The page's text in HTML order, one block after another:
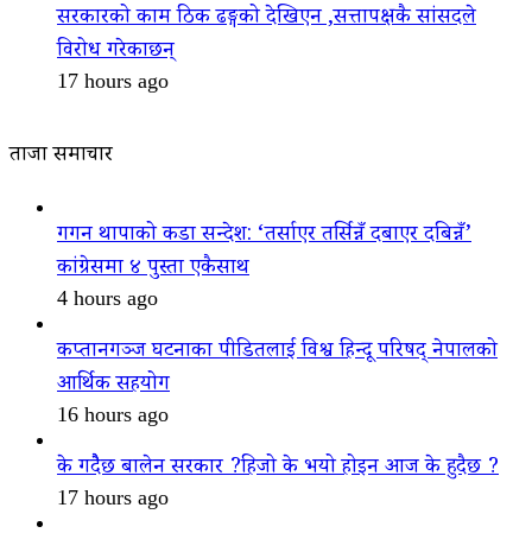
सरकारको काम ठिक ढङ्गको देखिएन ,सत्तापक्षकै सांसदले
विरोध गरेकाछन्
17 hours ago
ताजा समाचार
गगन थापाको कडा सन्देश: ‘तर्साएर तर्सिन्नँ दबाएर दबिन्नँ’
कांग्रेसमा ४ पुस्ता एकैसाथ
4 hours ago
कप्तानगञ्ज घटनाका पीडितलाई विश्व हिन्दू परिषद् नेपालको
आर्थिक सहयोग
16 hours ago
के गदैैछ बालेन सरकार ?हिजो के भयो होइन आज के हुदैछ ?
17 hours ago